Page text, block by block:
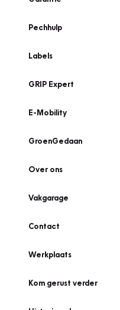
Pechhulp
Labels
GRIP Expert
E-Mobility
GroenGedaan
Over ons
Vakgarage
Contact
Werkplaats
Kom gerust verder